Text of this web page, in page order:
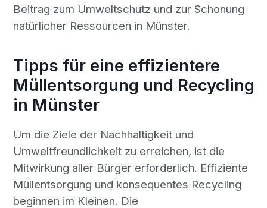
Beitrag zum Umweltschutz und zur Schonung
natürlicher Ressourcen in Münster.
Tipps für eine effizientere
Müllentsorgung und Recycling
in Münster
Um die Ziele der Nachhaltigkeit und
Umweltfreundlichkeit zu erreichen, ist die
Mitwirkung aller Bürger erforderlich. Effiziente
Müllentsorgung und konsequentes Recycling
beginnen im Kleinen. Die